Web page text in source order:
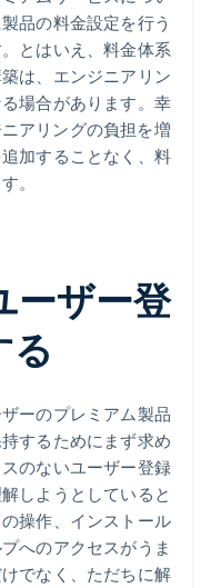
品の料金設定を行う
とはいえ、料金体系
は、エンジニアリン
場合があります。幸
アリングの負担を増
加することなく、料
。
ーザー登
る
ーのプレミアム製品
するためにまず求め
のないユーザー登録
しようとしていると
操作、インストール
へのアクセスがうま
でなく、ただちに解